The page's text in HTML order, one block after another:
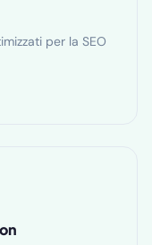
per la SEO